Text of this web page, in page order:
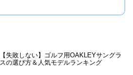
でき、そのままスポーツにも使用でき
る、オールラウンドに対応してくれるサ
ングラスですよ。
【失敗しない】ゴルフ用OAKLEYサングラ
スの選び方＆人気モデルランキング